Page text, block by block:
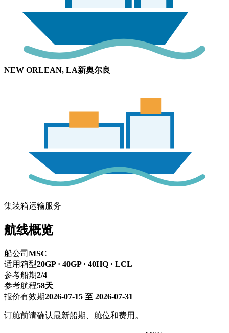
NEW ORLEAN, LA新奥尔良
集装箱运输服务
航线概览
船公司 MSC
适用箱型20GP · 40GP · 40HQ · LCL
参考船期2/4
参考航程58天
报价有效期2026-07-15 至 2026-07-31
订舱前请确认最新船期、舱位和费用。